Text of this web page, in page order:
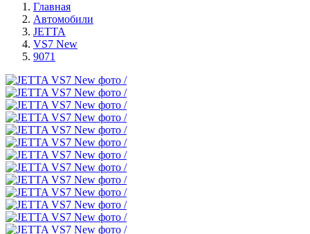
Главная
Автомобили
JETTA
VS7 New
9071